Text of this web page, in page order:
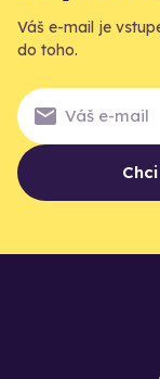
Váš e-mail je
do toho.